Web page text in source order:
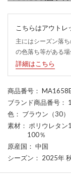
こちらはアウトレ
主にはシーズン落
の色落ち等がある
詳細はこちら
商品番号 ：
ブランド商品番号 ：
色 ： ブラウン（30）
素材 ： ポリウレタ
100％
原産国 ： 中国
シーズン ： 2025年